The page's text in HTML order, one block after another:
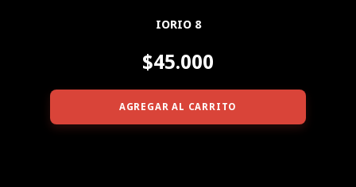
IORIO 8
$45.000
AGREGAR AL CARRITO